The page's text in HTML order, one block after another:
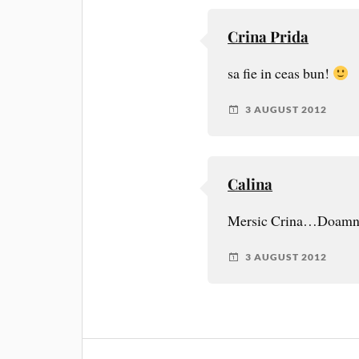
Crina Prida
sa fie in ceas bun!
3 AUGUST 2012
Calina
Mersic
3 AUGUST 2012